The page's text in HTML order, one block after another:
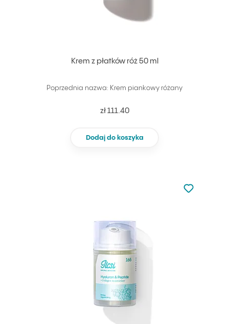
Krem z płatków róż 50 ml
Poprzednia nazwa: Krem piankowy różany
zł 111.40
Dodaj do koszyka
Nie dodano
Dodaj do